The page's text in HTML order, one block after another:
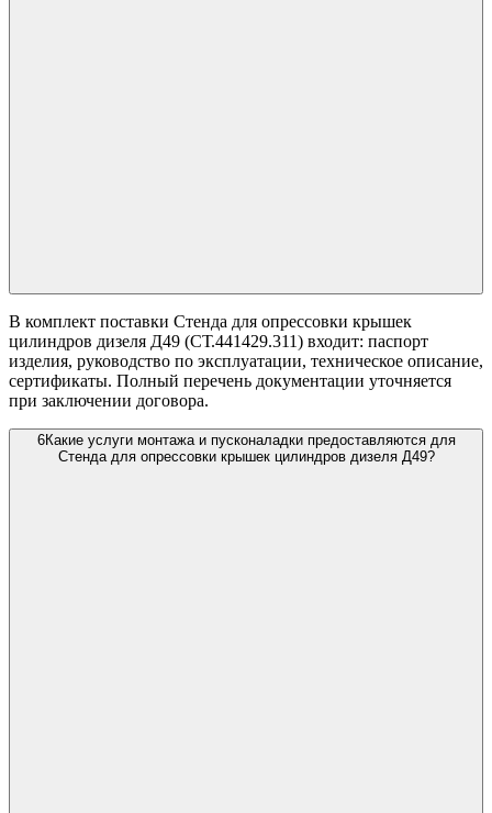
В комплект поставки Стенда для опрессовки крышек
цилиндров дизеля Д49 (СТ.441429.311) входит: паспорт
изделия, руководство по эксплуатации, техническое описание,
сертификаты. Полный перечень документации уточняется
при заключении договора.
6Какие услуги монтажа и пусконаладки предоставляются для
Стенда для опрессовки крышек цилиндров дизеля Д49?